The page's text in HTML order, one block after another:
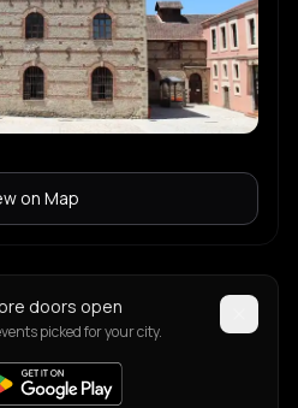
on Map
doors open
picked for your city.